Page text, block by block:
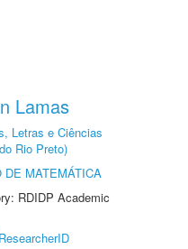
Lamas
Letras e Ciências
Rio Preto)
DE MATEMÁTICA
RDIDP Academic
ResearcherID